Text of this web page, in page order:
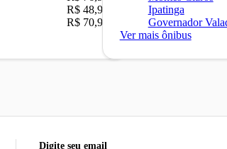
R$ 48,90
R$ 70,90
Ipatinga
Governador
Ver mais ônibus
Digite seu email